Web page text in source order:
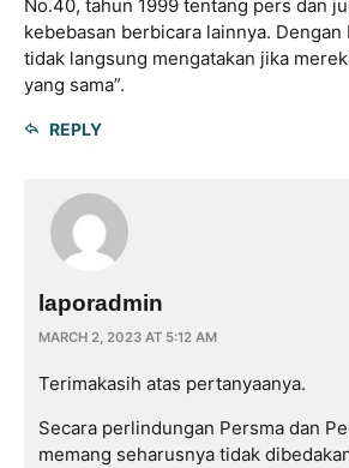
No.40, tahun 1999 tentang pers dan
kebebasan berbicara lainnya.
tidak langsung mengatakan jika
yang sama”.
REPLY
laporadmin
MARCH 2, 2023 AT 5:12 AM
Terimakasih atas pertanyaanya.
Secara perlindungan Persma dan
memang seharusnya tidak